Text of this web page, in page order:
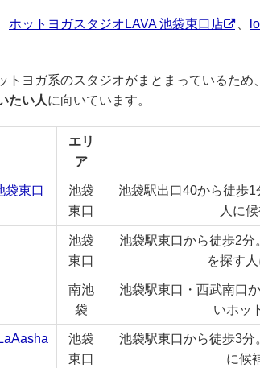
ホットヨガスタジオLAVA 池袋東口店
ヨガ系のスタジオがまとまっているため、
たい人に向いています。
エリ
ア
袋東口
池袋
東口
池袋駅出口40から徒歩
人に
池袋
東口
池袋駅東口から徒歩2
を探す
南池
袋
池袋駅東口・西武南口
いホッ
池袋
東口
池袋駅東口から徒歩3分
に候